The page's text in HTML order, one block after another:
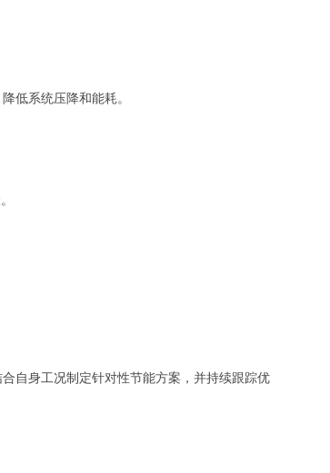
低系统压降和能耗。
自身工况制定针对性节能方案，并持续跟踪优